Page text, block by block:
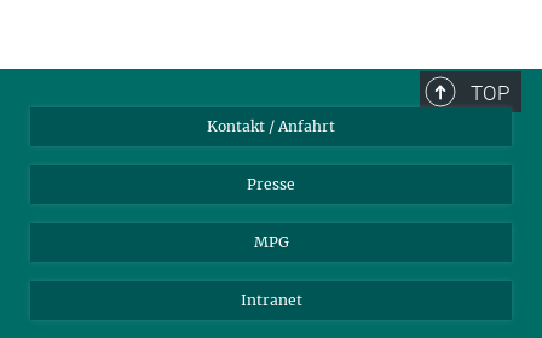
TOP
Kontakt / Anfahrt
Presse
MPG
Intranet